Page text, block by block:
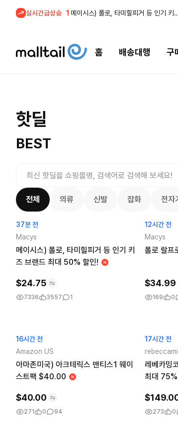
실시간급상승 1
메이시스) 폴로, 타미힐피거 등 인
홈 배송대행 구
핫딜
BEST
브랜드 최대 50% 할인!
$24.75
7331
전체 의류 신발 잡화 전자
37분 전
Macys
메이시스) 폴로, 타미힐피거 등 인기 키
즈 브랜드 최대 50% 할인!
$24.75
7336 3557 1
12시간 전
Macys
폴로 랄프
$34.99
169 0
16시간 전
Amazon US
아마존미국) 아크테릭스 맨티스1 웨이
스트팩 $40.00
$40.00
271 0 94
17시간 전
레베카밍
최대 75%
$
273 0